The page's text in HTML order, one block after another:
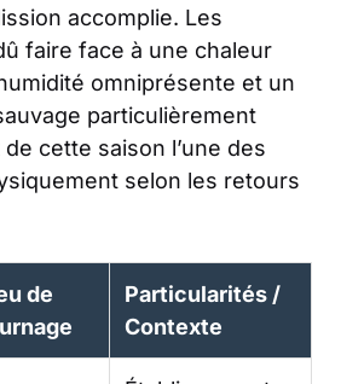
accomplie. Les
faire face à une chaleur
omniprésente et un
particulièrement
cette saison l’une des
selon les retours
de
Particularités /
Contexte